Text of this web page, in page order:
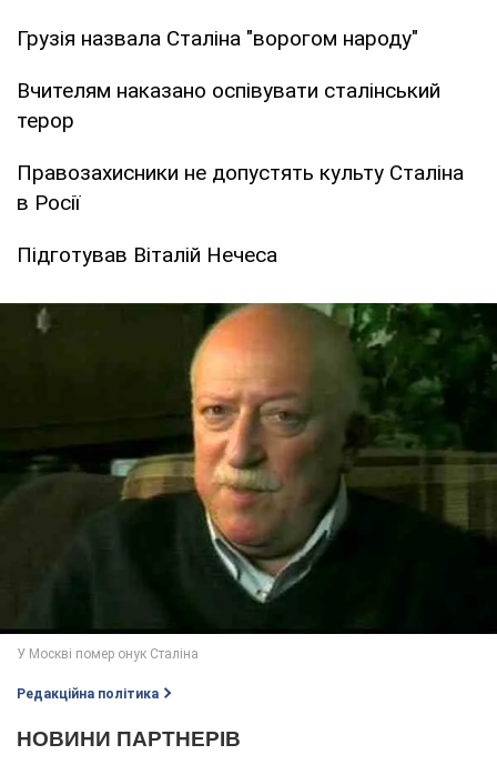
Грузія назвала Сталіна "ворогом народу"
Вчителям наказано оспівувати сталінський
терор
Правозахисники не допустять культу Сталіна
в Росії
Підготував Віталій Нечеса
Редакційна політика